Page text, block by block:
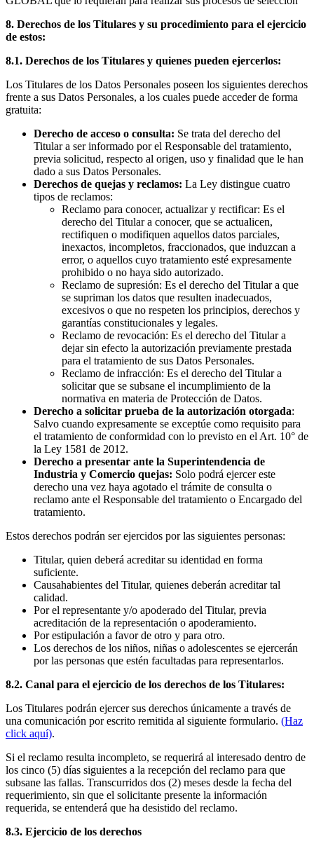
8. Derechos de los Titulares y su procedimiento para el ejercicio
de estos:
8.1. Derechos de los Titulares y quienes pueden ejercerlos:
Los Titulares de los Datos Personales poseen los siguientes derechos
frente a sus Datos Personales, a los cuales puede acceder de forma
gratuita:
Derecho de acceso o consulta: Se trata del derecho del
Titular a ser informado por el Responsable del tratamiento,
previa solicitud, respecto al origen, uso y finalidad que le han
dado a sus Datos Personales.
Derechos de quejas y reclamos: La Ley distingue cuatro
tipos de reclamos:
Reclamo para conocer, actualizar y rectificar: Es el
derecho del Titular a conocer, que se actualicen,
rectifiquen o modifiquen aquellos datos parciales,
inexactos, incompletos, fraccionados, que induzcan a
error, o aquellos cuyo tratamiento esté expresamente
prohibido o no haya sido autorizado.
Reclamo de supresión: Es el derecho del Titular a que
se supriman los datos que resulten inadecuados,
excesivos o que no respeten los principios, derechos y
garantías constitucionales y legales.
Reclamo de revocación: Es el derecho del Titular a
dejar sin efecto la autorización previamente prestada
para el tratamiento de sus Datos Personales.
Reclamo de infracción: Es el derecho del Titular a
solicitar que se subsane el incumplimiento de la
normativa en materia de Protección de Datos.
Derecho a solicitar prueba de la autorización otorgada:
Salvo cuando expresamente se exceptúe como requisito para
el tratamiento de conformidad con lo previsto en el Art. 10° de
la Ley 1581 de 2012.
Derecho a presentar ante la Superintendencia de
Industria y Comercio quejas: Solo podrá ejercer este
derecho una vez haya agotado el trámite de consulta o
reclamo ante el Responsable del tratamiento o Encargado del
tratamiento.
Estos derechos podrán ser ejercidos por las siguientes personas:
Titular, quien deberá acreditar su identidad en forma
suficiente.
Causahabientes del Titular, quienes deberán acreditar tal
calidad.
Por el representante y/o apoderado del Titular, previa
acreditación de la representación o apoderamiento.
Por estipulación a favor de otro y para otro.
Los derechos de los niños, niñas o adolescentes se ejercerán
por las personas que estén facultadas para representarlos.
8.2. Canal para el ejercicio de los derechos de los Titulares:
Los Titulares podrán ejercer sus derechos únicamente a través de
una comunicación por escrito remitida al siguiente formulario. (Haz
click aquí).
Si el reclamo resulta incompleto, se requerirá al interesado dentro de
los cinco (5) días siguientes a la recepción del reclamo para que
subsane las fallas. Transcurridos dos (2) meses desde la fecha del
requerimiento, sin que el solicitante presente la información
requerida, se entenderá que ha desistido del reclamo.
8.3. Ejercicio de los derechos